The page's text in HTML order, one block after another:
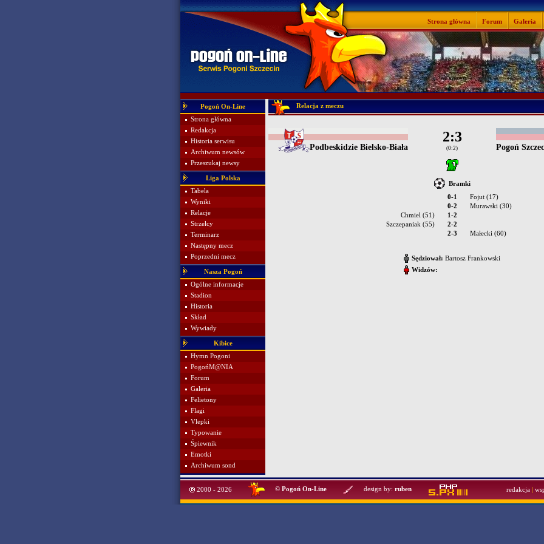
Strona główna Forum Galeria
Pogoń On-Line
Strona główna
Redakcja
Historia serwisu
Archiwum newsów
Przeszukaj newsy
Liga Polska
Tabela
Wyniki
Relacje
Strzelcy
Terminarz
Następny mecz
Poprzedni mecz
Nasza Pogoń
Ogólne informacje
Stadion
Historia
Skład
Wywiady
Kibice
Hymn Pogoni
PogońM@NIA
Forum
Galeria
Felietony
Flagi
Vlepki
Typowanie
Śpiewnik
Emotki
Archiwum sond
Relacja z meczu
Podbeskidzie Bielsko-Biała
2:3
(0:2) Pogoń
Bramki
0-1
Fojut (17)
0-2
Murawski (30)
Chmiel (51)
1-2
Szczepaniak (55)
2-2
2-3
Małecki (60)
Sędziował: Bartosz Frankowski
Widzów:
2000 - 2026 © Pogoń On-Line design by: ruben redakcja